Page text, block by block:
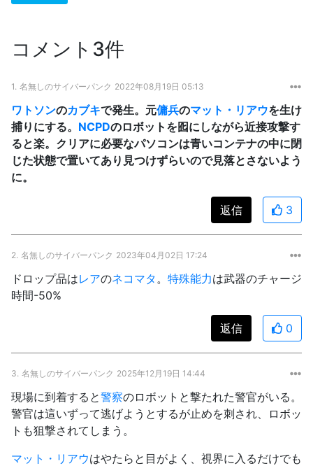
コメント3件
1. 名無しのサイバーパンク 2022年08月19日 05:13
ワトソンのカブキで発生。元傭兵のマット・リアウを生け
捕りにする。 NCPDのロボットを囮にしながら近接攻撃す
ると楽。クリアに必要なパソコンは青いコンテナの中に閉
じた状態で置いてあり見つけずらいので見落とさないよう
に。
返信 3
2. 名無しのサイバーパンク 2023年04月02日 17:24
ドロップ品はレアのネコマタ 。 特殊能力は武器のチャージ
時間-50%
返信 0
3. 名無しのサイバーパンク 2025年12月19日 14:44
現場に到着すると警察のロボットと撃たれた警官がいる。
警官は這いずって逃げようとするが止めを刺され、ロボッ
トも狙撃されてしまう。
マット・リアウはやたらと目がよく、視界に入るだけでも